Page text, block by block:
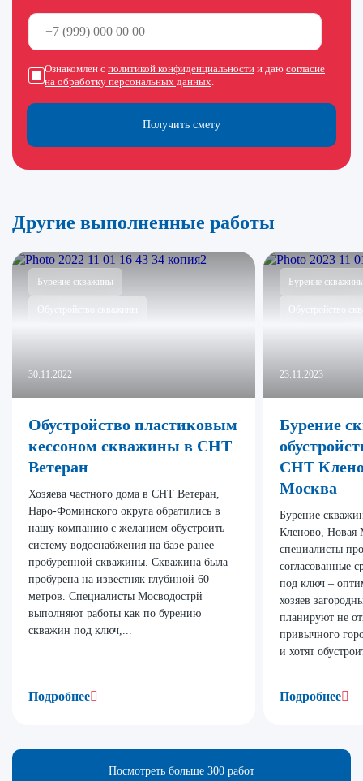
Получить смету
Ознакомлен с политикой конфиденциальности и даю согласие
на обработку персональных данных.
Другие выполненные работы
Бурение скважины
Обустройство скважины
30.11.2022
Обустройство пластиковым
кессоном скважины в СНТ
Ветеран
Хозяева частного дома в СНТ Ветеран,
Наро-Фоминского округа обратились в
нашу компанию с желанием обустроить
систему водоснабжения на базе ранее
пробуренной скважины. Скважина была
пробурена на известняк глубиной 60
метров. Специалисты Мосводострй
выполняют работы как по бурению
скважин под ключ,...
Подробнее
Бурение
Обустройство
23.11.2023
Бурение
СНТ
Москва
Бурение
Кленово, Новая
специалисты
согласованные
под ключ –
хозяев
планируют не
привычного
и хотят
Подробнее
Посмотреть больше 300 работ